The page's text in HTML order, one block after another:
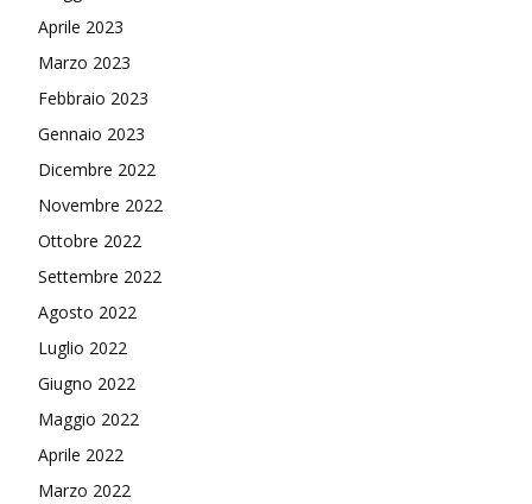
Aprile 2023
Marzo 2023
Febbraio 2023
Gennaio 2023
Dicembre 2022
Novembre 2022
Ottobre 2022
Settembre 2022
Agosto 2022
Luglio 2022
Giugno 2022
Maggio 2022
Aprile 2022
Marzo 2022